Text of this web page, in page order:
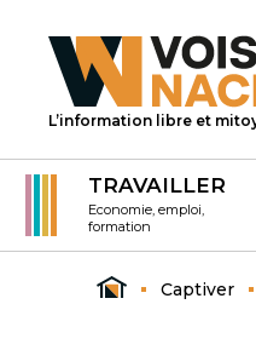
L’information libre et
TRAVAILLER
Economie, emploi,
formation
Captiver